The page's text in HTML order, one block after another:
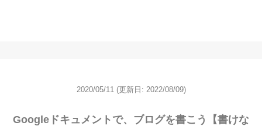
2020/05/11 (更新日: 2022/08/09)
Googleドキュメントで、ブログを書こう【書けな